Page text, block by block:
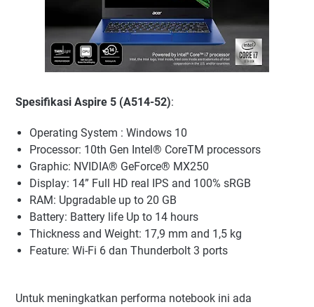
Spesifikasi Aspire 5 (A514-52):
Operating System : Windows 10
Processor: 10th Gen Intel® CoreTM processors
Graphic: NVIDIA® GeForce® MX250
Display: 14” Full HD real IPS and 100% sRGB
RAM: Upgradable up to 20 GB
Battery: Battery life Up to 14 hours
Thickness and Weight: 17,9 mm and 1,5 kg
Feature: Wi-Fi 6 dan Thunderbolt 3 ports
Untuk meningkatkan performa notebook ini ada